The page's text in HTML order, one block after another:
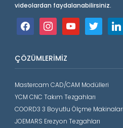
videolardan faydalanabilirsiniz.
facebookinstagramyoutube twitter
ÇÖZÜMLERIMIZ
Mastercam CAD/CAM Modülleri
YCM CNC Takım Tezgahları
COORD3 3 Boyutlu Ölçme Makinaları
JOEMARS Erezyon Tezgahları